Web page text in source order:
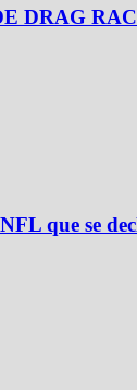
DRAG
que se